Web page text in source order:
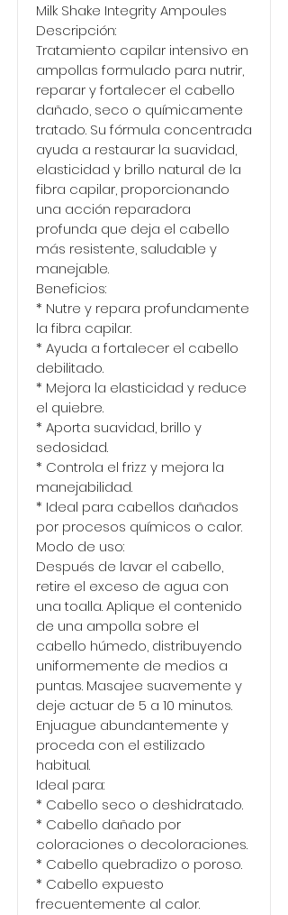
Milk Shake Integrity Ampoules
Descripción:
Tratamiento capilar intensivo en
ampollas formulado para nutrir,
reparar y fortalecer el cabello
dañado, seco o químicamente
tratado. Su fórmula concentrada
ayuda a restaurar la suavidad,
elasticidad y brillo natural de la
fibra capilar, proporcionando
una acción reparadora
profunda que deja el cabello
más resistente, saludable y
manejable.
Beneficios:
* Nutre y repara profundamente
la fibra capilar.
* Ayuda a fortalecer el cabello
debilitado.
* Mejora la elasticidad y reduce
el quiebre.
* Aporta suavidad, brillo y
sedosidad.
* Controla el frizz y mejora la
manejabilidad.
* Ideal para cabellos dañados
por procesos químicos o calor.
Modo de uso:
Después de lavar el cabello,
retire el exceso de agua con
una toalla. Aplique el contenido
de una ampolla sobre el
cabello húmedo, distribuyendo
uniformemente de medios a
puntas. Masajee suavemente y
deje actuar de 5 a 10 minutos.
Enjuague abundantemente y
proceda con el estilizado
habitual.
Ideal para:
* Cabello seco o deshidratado.
* Cabello dañado por
coloraciones o decoloraciones.
* Cabello quebradizo o poroso.
* Cabello expuesto
frecuentemente al calor.